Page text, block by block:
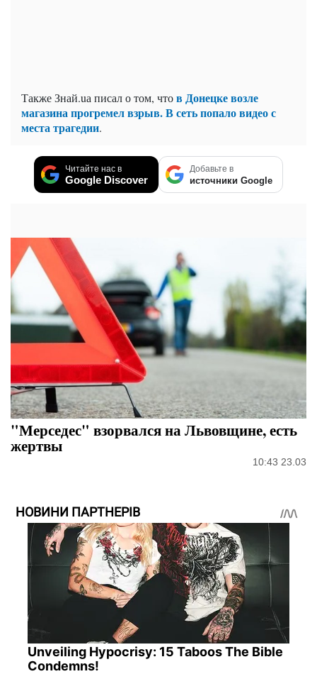
Также Знай.uа писал о том, чтов Донецке возле
магазина прогремел взрыв. В сеть попало видео с
места трагедии.
Читайте нас в
Google Discover
Добавьте в
источники Google
"Мерседес" взорвался на Львовщине, есть
жертвы
10:43 23.03
НОВИНИ ПАРТНЕРІВ
Unveiling Hypocrisy: 15 Taboos The Bible
Condemns!